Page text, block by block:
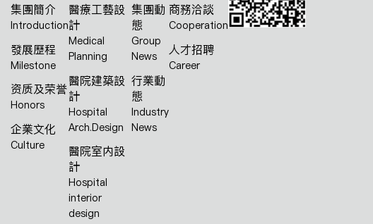
集團簡介
Introduction
發展歷程
Milestone
资质及荣誉
Honors
企業文化
Culture
醫療工藝設
計
Medical
Planning
醫院建築設
計
Hospital
Arch.Design
醫院室内設
計
Hospital
interior
design
集團動
態
Group
News
行業動
態
Industry
News
商務洽談
Cooperation
人才招聘
Career